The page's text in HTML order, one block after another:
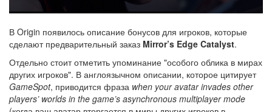
В Origin появилось описание бонусов для игроков, которые
сделают предварительный заказ Mirror’s Edge Catalyst.
Отдельно стоит отметить упоминание "особого облика в мирах
других игроков". В англоязычном описании, которое цитирует
GameSpot, приводится фраза when your avatar invades other
players’ worlds in the game’s asynchronous multiplayer mode